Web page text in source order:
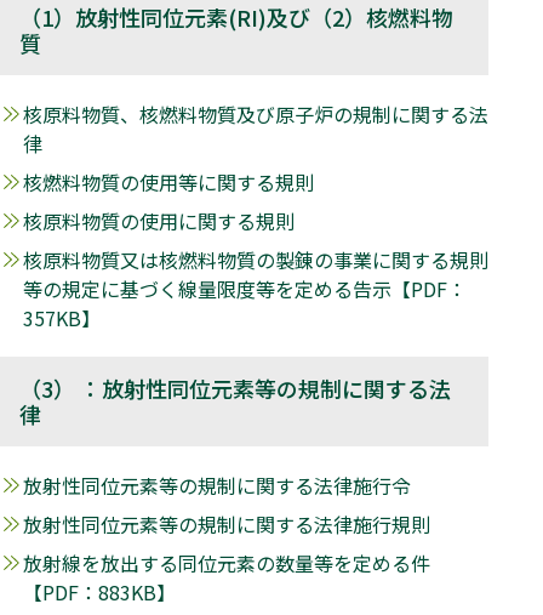
（1）放射性同位元素(RI)及び（2）核燃料物
質
核原料物質、核燃料物質及び原子炉の規制に関する法
律
核燃料物質の使用等に関する規則
核原料物質の使用に関する規則
核原料物質又は核燃料物質の製錬の事業に関する規則
等の規定に基づく線量限度等を定める告示【PDF：
357KB】
（3） ：放射性同位元素等の規制に関する法
律
放射性同位元素等の規制に関する法律施行令
放射性同位元素等の規制に関する法律施行規則
放射線を放出する同位元素の数量等を定める件
【PDF：883KB】